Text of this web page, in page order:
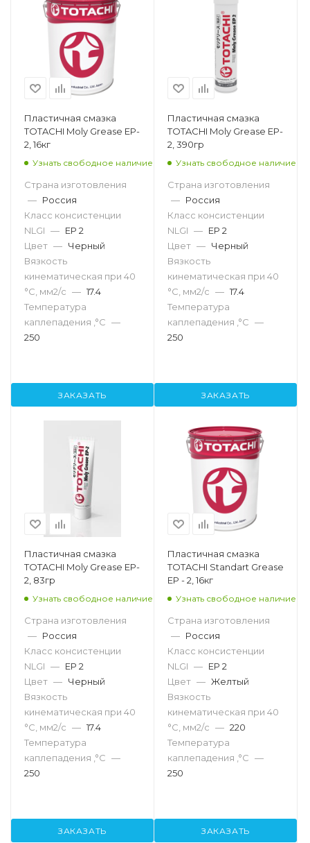
Пластичная смазка
TOTACHI Moly Grease EP-
2, 16кг
Узнать свободное наличие
Страна изготовления
— Россия
Класс консистенции
NLGI — EP 2
Цвет — Черный
Вязкость
кинематическая при 40
°С, мм2/с — 17.4
Температура
каплепадения ,°C —
250
ЗАКАЗАТЬ
Пластичная смазка
TOTACHI Moly Grease EP-
2, 390гр
Узнать свободное наличие
Страна изготовления
— Россия
Класс консистенции
NLGI — EP 2
Цвет — Черный
Вязкость
кинематическая при 40
°С, мм2/с — 17.4
Температура
каплепадения ,°C —
250
ЗАКАЗАТЬ
Пластичная смазка
TOTACHI Moly Grease EP-
2, 83гр
Узнать свободное наличие
Страна изготовления
— Россия
Класс консистенции
NLGI — EP 2
Цвет — Черный
Вязкость
кинематическая при 40
°С, мм2/с — 17.4
Температура
каплепадения ,°C —
250
ЗАКАЗАТЬ
Пластичная смазка
TOTACHI Standart Grease
EP - 2, 16кг
Узнать свободное наличие
Страна изготовления
— Россия
Класс консистенции
NLGI — EP 2
Цвет — Желтый
Вязкость
кинематическая при 40
°С, мм2/с — 220
Температура
каплепадения ,°C —
250
ЗАКАЗАТЬ